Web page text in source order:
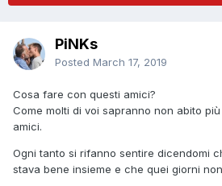
PiNKs
Posted March 17, 2019
Cosa fare con questi amici?
Come molti di voi sapranno non abito
amici.
Ogni tanto si rifanno sentire dicendomi
stava bene insieme e che quei giorni